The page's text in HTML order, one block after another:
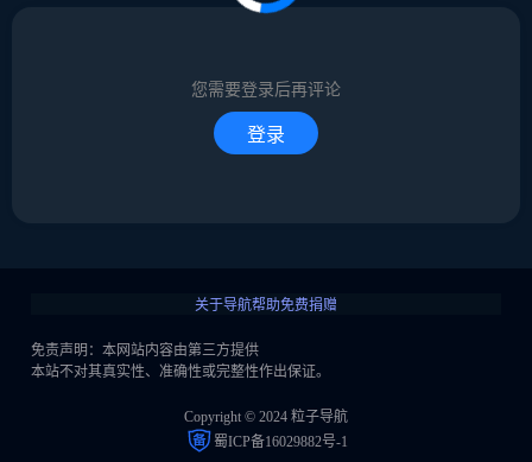
您需要登录后再评论
登录
关于导航帮助免费捐赠
免责声明：本网站内容由第三方提供
本站不对其真实性、准确性或完整性作出保证。
Copyright © 2024 粒子导航
蜀ICP备16029882号-1
取消 回复